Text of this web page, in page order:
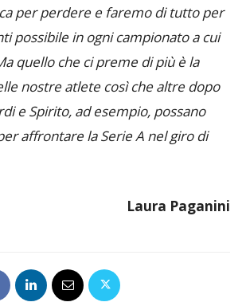
per perdere e faremo di tutto per
possibile in ogni campionato a cui
quello che ci preme di più è la
nostre atlete così che altre dopo
e Spirito, ad esempio, possano
affrontare la Serie A nel giro di
Laura Paganini